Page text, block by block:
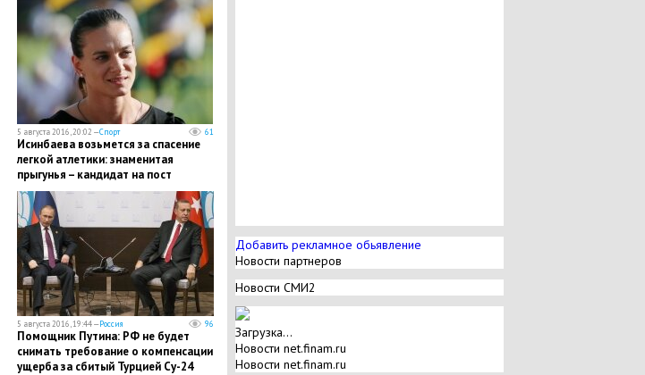
5 августа 2016, 20:02 —Спорт 61
Исинбаева возьмется за спасение
легкой атлетики: знаменитая
прыгунья – кандидат на пост
президента ВФЛА - СМИ
5 августа 2016, 19:44 —Россия 96
Помощник Путина: РФ не будет
снимать требование о компенсации
ущерба за сбитый Турцией Су-24
Добавить рекламное обьявление
Новости партнеров
Новости СМИ2
Загрузка...
Новости net.finam.ru
Новости net.finam.ru